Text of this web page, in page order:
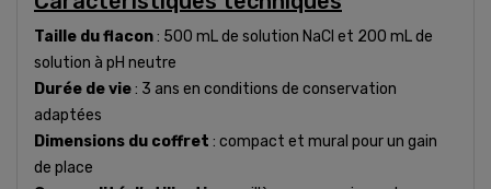
Taille du flacon: 500 mL de solution NaCl et 200 mL de
solution à pH neutre
Durée de vie: 3 ans en conditions de conservation
adaptées
Dimensions du coffret : compact et mural pour un gain
de place